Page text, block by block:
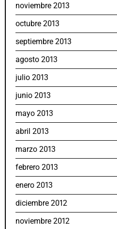
noviembre 2013
octubre 2013
septiembre 2013
agosto 2013
julio 2013
junio 2013
mayo 2013
abril 2013
marzo 2013
febrero 2013
enero 2013
diciembre 2012
noviembre 2012